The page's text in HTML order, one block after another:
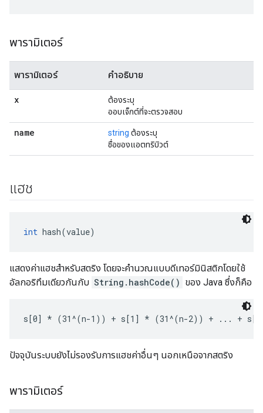
พารามิเตอร์
พารามิเตอร์ คำอธิบาย
x
ต้องระบุ
ออบเจ็กต์ที่จะตรวจสอบ
name string ต้องระบุ
ชื่อของแอตทริบิวต์
แฮช
int hash(value)
แสดงค่าแฮชสำหรับสตริง โดยจะคำนวณแบบดีเทอร์มินิสติกโดยใช้
อัลกอริทึมเดียวกันกับ String.hashCode() ของ Java ซึ่งก็คือ
s[0] * (31^(n-1)) + s[1] * (31^(n-2)) + ... +
ปัจจุบันระบบยังไม่รองรับการแฮชค่าอื่นๆ นอกเหนือจากสตริง
พารามิเตอร์